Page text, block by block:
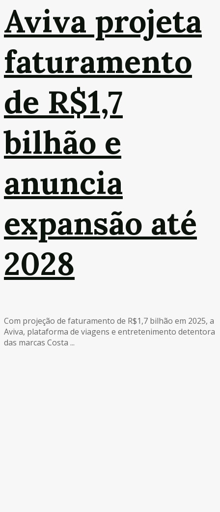
Aviva projeta
faturamento
de R$1,7
bilhão e
anuncia
expansão até
2028
Com projeção de faturamento de R$1,7 bilhão em 2025, a
Aviva, plataforma de viagens e entretenimento detentora
das marcas Costa ...